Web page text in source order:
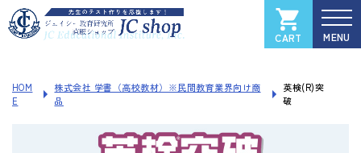
CART
（イグザム）
HOM
E
株式会社 学書（高校教材）※民間教育業界向け商
品
英検(R)突
破